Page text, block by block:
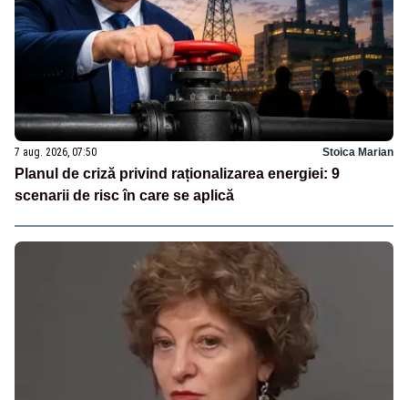
7 aug. 2026, 07:50 Stoica Marian
Planul de criză privind raționalizarea energiei: 9
scenarii de risc în care se aplică